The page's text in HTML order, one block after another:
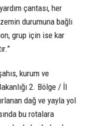
çantası, her
durumuna bağlı
grup için ise kar
kurum ve
2. Bölge / İl
dağ ve yayla yol
bu rotalara